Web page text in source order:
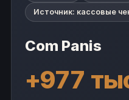
Источник: кассовые
Com Panis
+977